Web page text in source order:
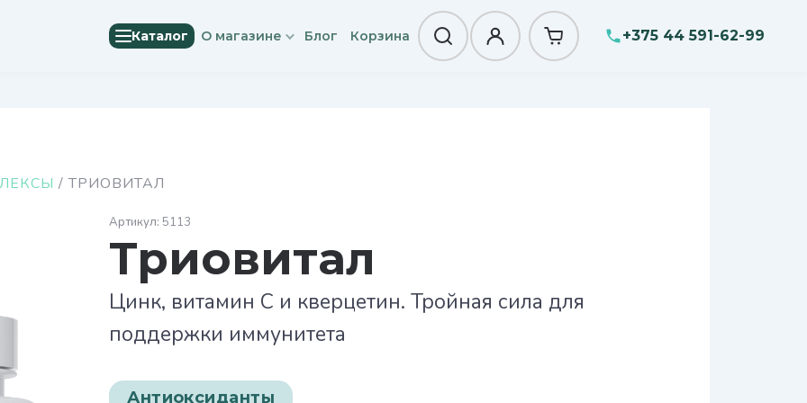
Каталог О магазине Блог Корзина +375 44 591-62-99
/ ТРИОВИТАЛ
Триовитал
Цинк, витамин С и кверцетин. Тройная сила для
поддержки иммунитета
5113
Антиоксиданты